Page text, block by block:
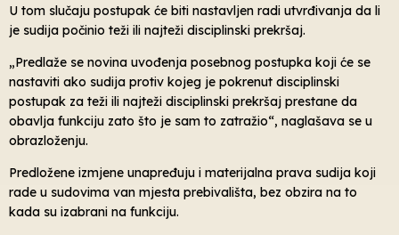
U tom slučaju postupak će biti nastavljen radi utvrđivanja da li
je sudija počinio teži ili najteži disciplinski prekršaj.
„Predlaže se novina uvođenja posebnog postupka koji će se
nastaviti ako sudija protiv kojeg je pokrenut disciplinski
postupak za teži ili najteži disciplinski prekršaj prestane da
obavlja funkciju zato što je sam to zatražio“, naglašava se u
obrazloženju.
Predložene izmjene unapređuju i materijalna prava sudija koji
rade u sudovima van mjesta prebivališta, bez obzira na to
kada su izabrani na funkciju.